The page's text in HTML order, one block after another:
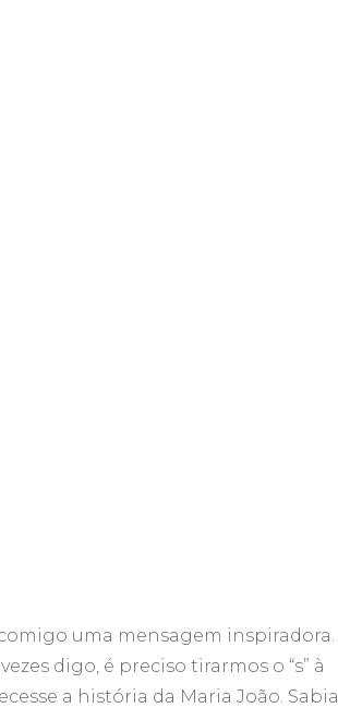
uma mensagem inspiradora.
digo, é preciso tirarmos o “s” à
a história da Maria João. Sabia